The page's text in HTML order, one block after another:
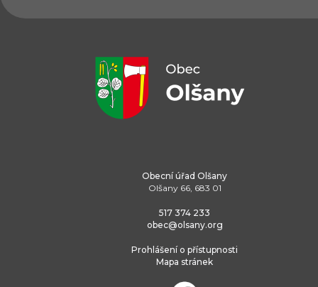
Obecní úřad Olšany
Olšany 66, 683 01
517 374 233
obec@olsany.org
Prohlášení o přístupnosti
Mapa stránek